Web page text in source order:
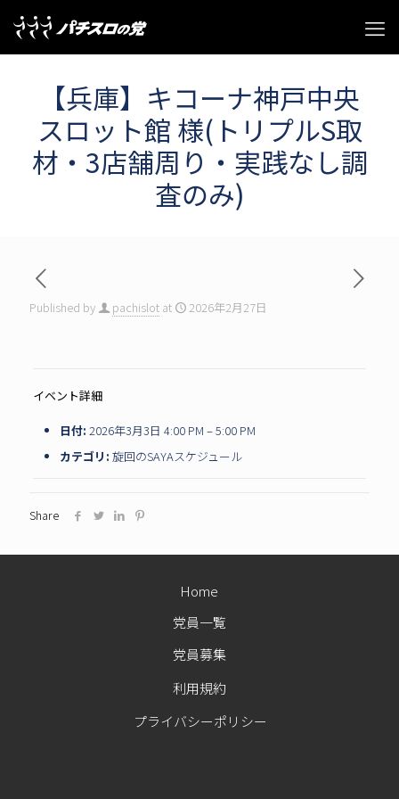
【兵庫】キコーナ神戸中央
スロット館 様(トリプルS取
材・3店舗周り・実践なし調
査のみ)
Published by pachislot at 2026年2月27日
イベント詳細
日付: 2026年3月3日 4:00 PM –5:00 PM
カテゴリ: 旋回のSAYAスケジュール
Share
党員一覧
党員募集
利用規約
Home
プライバシーポリシー